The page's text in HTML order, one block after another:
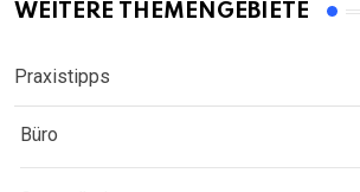
WEITERE THEMENGEBIETE
Praxistipps
Büro